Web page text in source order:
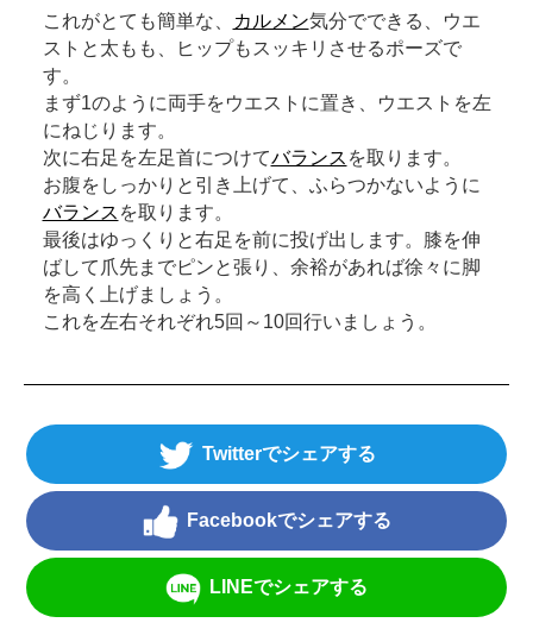
これがとても簡単な、 カルメン気分でできる、ウエ
ストと太もも、ヒップもスッキリさせるポーズで
す。
まず1のように両手をウエストに置き、ウエストを左
にねじります。
次に右足を左足首につけてバランス を取ります。
お腹をしっかりと引き上げて、ふらつかないように
バランス を取ります。
最後はゆっくりと右足を前に投げ出します。膝を伸
ばして爪先までピンと張り、余裕があれば徐々に脚
を高く上げましょう。
これを左右それぞれ5回～10回行いましょう。
Twitter
Facebook
LINE